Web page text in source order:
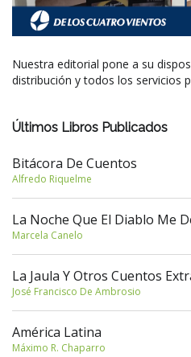
Nuestra editorial pone a su
distribución y todos los servicios
Últimos Libros Publicados
Bitácora De Cuentos
Alfredo Riquelme
La Noche Que El Diablo Me
Marcela Canelo
La Jaula Y Otros Cuentos
José Francisco De Ambrosio
América Latina
Máximo R. Chaparro